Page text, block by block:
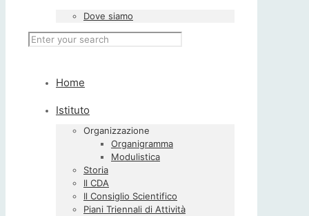
Dove siamo
Home
Istituto
Organizzazione
Organigramma
Modulistica
Storia
Il CDA
Il Consiglio Scientifico
Piani Triennali di Attività